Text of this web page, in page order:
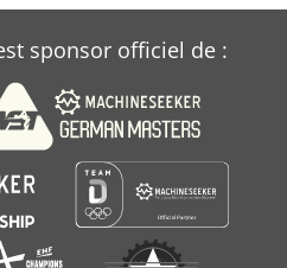
sponsor officiel de :